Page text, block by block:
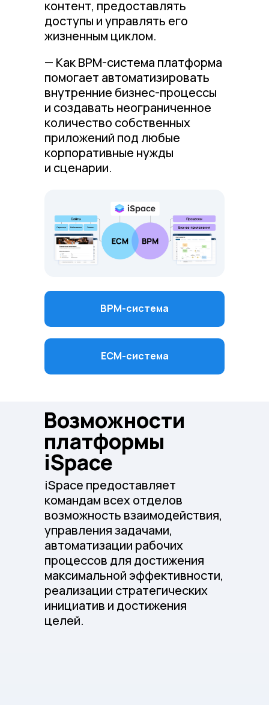
ЕСМ-система
ВРМ-система
контент, предоставлять
доступы и управлять его
жизненным циклом.
— Как BPM-система платформа
помогает автоматизировать
внутренние бизнес-процессы
и создавать неограниченное
количество собственных
приложений под любые
корпоративные нужды
и сценарии.
Возможности
платформы
iSpace
iSpace предоставляет
командам всех отделов
возможность взаимодействия,
управления задачами,
автоматизации рабочих
процессов для достижения
максимальной эффективности,
реализации стратегических
инициатив и достижения
целей.